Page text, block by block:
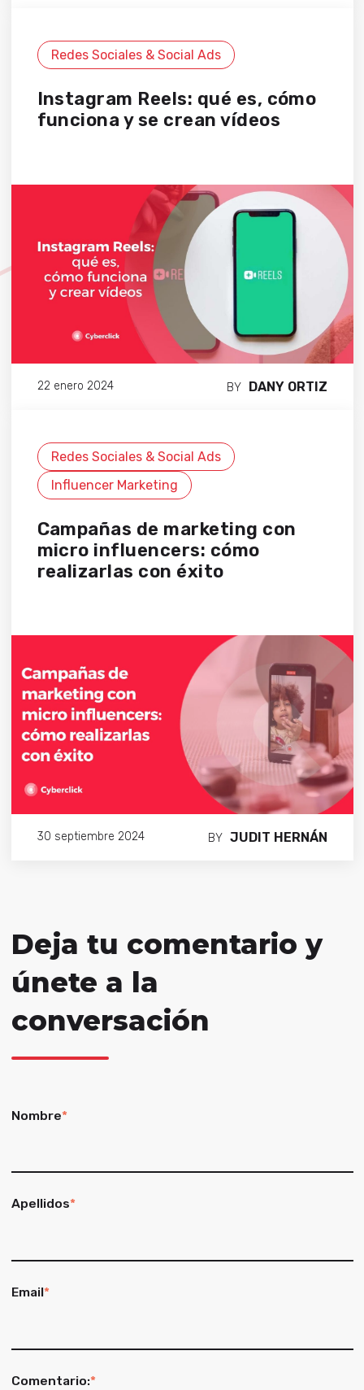
Redes Sociales & Social Ads
Instagram Reels: qué es, cómo
funciona y se crean vídeos
22 enero 2024 BY DANY ORTIZ
Redes Sociales & Social Ads
Influencer Marketing
Campañas de marketing con
micro influencers: cómo
realizarlas con éxito
30 septiembre 2024 BY JUDIT HERNÁN
Deja tu comentario y
únete a la
conversación
Nombre*
Apellidos*
Email*
Comentario:*